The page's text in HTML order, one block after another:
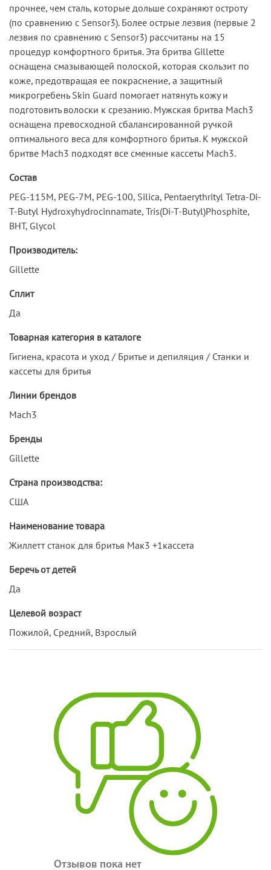
прочнее, чем сталь, которые дольше сохраняют остроту
(по сравнению с Sensor3). Более острые лезвия (первые 2
лезвия по сравнению с Sensor3) рассчитаны на 15
процедур комфортного бритья. Эта бритва Gillette
оснащена смазывающей полоской, которая скользит по
коже, предотвращая ее покраснение, а защитный
микрогребень Skin Guard помогает натянуть кожу и
подготовить волоски к срезанию. Мужская бритва Mach3
оснащена превосходной сбалансированной ручкой
оптимального веса для комфортного бритья. К мужской
бритве Mach3 подходят все сменные кассеты Mach3.
Состав
PEG-115M, PEG-7M, PEG-100, Silica, Pentaerythrityl Tetra-Di-
T-Butyl Hydroxyhydrocinnamate, Tris(Di-T-Butyl)Phosphite,
BHT, Glycol
Производитель:
Gillette
Сплит
Да
Товарная категория в каталоге
Гигиена, красота и уход / Бритье и депиляция / Станки и
кассеты для бритья
Линии брендов
Mach3
Бренды
Gillette
Страна производства:
США
Наименование товара
Жиллетт станок для бритья Мак3 +1кассета
Беречь от детей
Да
Целевой возраст
Пожилой, Средний, Взрослый
Отзывов пока нет